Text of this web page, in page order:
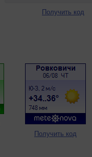
Получить код
Получить код